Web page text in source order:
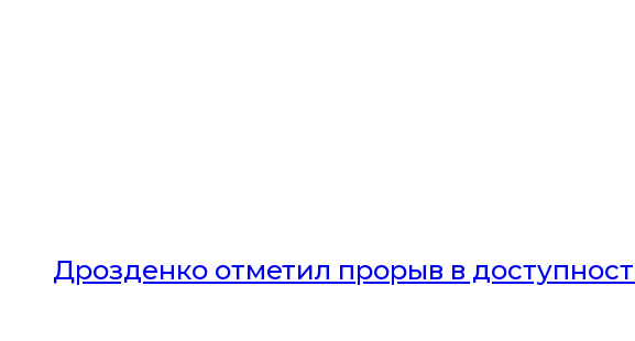
Дрозденко отметил прорыв в